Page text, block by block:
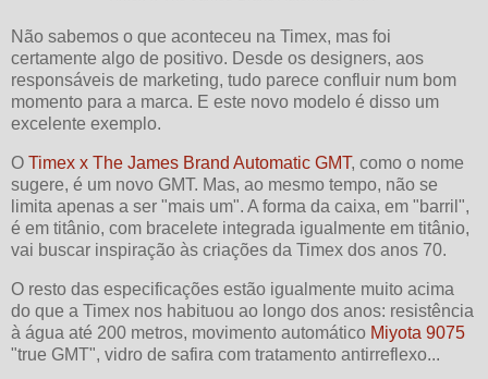
Não sabemos o que aconteceu na Timex, mas foi
certamente algo de positivo. Desde os designers, aos
responsáveis de marketing, tudo parece confluir num bom
momento para a marca. E este novo modelo é disso um
excelente exemplo.
O Timex x The James Brand Automatic GMT, como o nome
sugere, é um novo GMT. Mas, ao mesmo tempo, não se
limita apenas a ser "mais um". A forma da caixa, em "barril",
é em titânio, com bracelete integrada igualmente em titânio,
vai buscar inspiração às criações da Timex dos anos 70.
O resto das especificações estão igualmente muito acima
do que a Timex nos habituou ao longo dos anos: resistência
à água até 200 metros, movimento automático Miyota 9075
"true GMT", vidro de safira com tratamento antirreflexo...